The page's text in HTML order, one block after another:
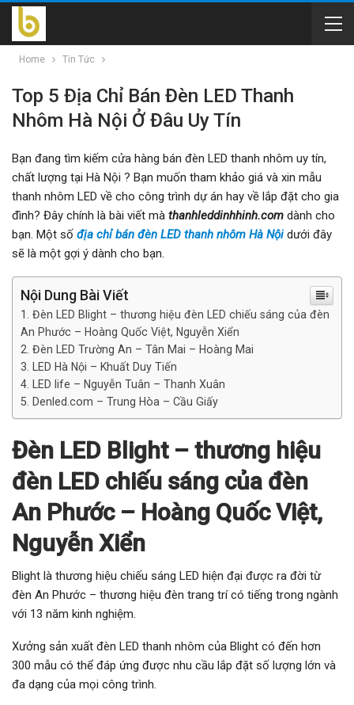
Home Tin Tức
Top 5 Địa Chỉ Bán Đèn LED Thanh
Nhôm Hà Nội Ở Đâu Uy Tín
Bạn đang tìm kiếm cửa hàng bán đèn LED thanh nhôm uy tín,
chất lượng tại Hà Nội ? Bạn muốn tham khảo giá và xin mẫu
thanh nhôm LED về cho công trình dự án hay về lắp đặt cho gia
đình? Đây chính là bài viết mà thanhleddinhhinh.com dành cho
bạn. Một số địa chỉ bán đèn LED thanh nhôm Hà Nội dưới đây
sẽ là một gợi ý dành cho bạn.
Nội Dung Bài Viết
Đèn LED Blight – thương hiệu đèn LED chiếu sáng của đèn
An Phước – Hoàng Quốc Việt, Nguyễn Xiển
Đèn LED Trường An – Tân Mai – Hoàng Mai
LED Hà Nội – Khuất Duy Tiến
LED life – Nguyễn Tuân – Thanh Xuân
Denled.com – Trung Hòa – Cầu Giấy
Đèn LED Blight – thương hiệu
đèn LED chiếu sáng của đèn
An Phước – Hoàng Quốc Việt,
Nguyễn Xiển
Blight là thương hiệu chiếu sáng LED hiện đại được ra đời từ
đèn An Phước – thương hiệu đèn trang trí có tiếng trong ngành
với 13 năm kinh nghiệm.
Xưởng sản xuất đèn LED thanh nhôm của Blight có đến hơn
300 mẫu có thể đáp ứng được nhu cầu lắp đặt số lượng lớn và
đa dạng của mọi công trình.